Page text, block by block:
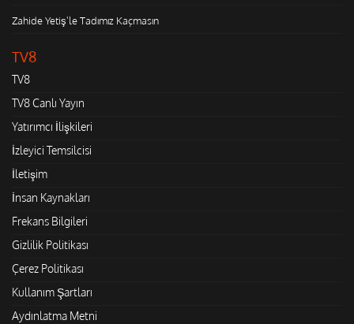
Zahide Yetiş'le Tadımız Kaçmasın
TV8
TV8
TV8 Canlı Yayın
Yatırımcı İlişkileri
İzleyici Temsilcisi
İletişim
İnsan Kaynakları
Frekans Bilgileri
Gizlilik Politikası
Çerez Politikası
Kullanım Şartları
Aydınlatma Metni